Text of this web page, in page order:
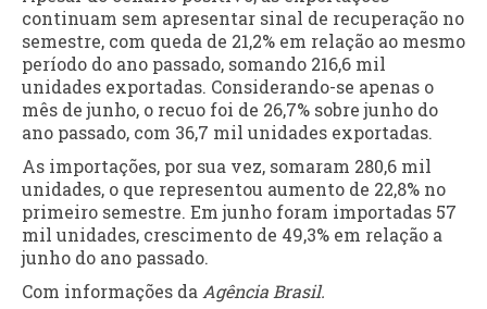
continuam sem apresentar sinal de recuperação no
semestre, com queda de 21,2% em relação ao mesmo
período do ano passado, somando 216,6 mil
unidades exportadas. Considerando-se apenas o
mês de junho, o recuo foi de 26,7% sobre junho do
ano passado, com 36,7 mil unidades exportadas.
As importações, por sua vez, somaram 280,6 mil
unidades, o que representou aumento de 22,8% no
primeiro semestre. Em junho foram importadas 57
mil unidades, crescimento de 49,3% em relação a
junho do ano passado.
Com informações da Agência Brasil.